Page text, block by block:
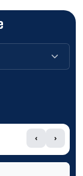
‹ ›